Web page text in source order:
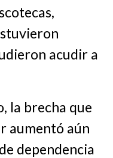
acudir a
la brecha que
aumentó aún
dependencia